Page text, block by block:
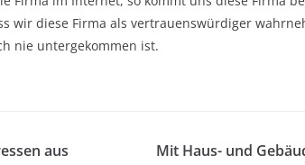
wir diese Firma als vertrauenswürdiger
nie untergekommen ist.
aus
Mit Haus- und